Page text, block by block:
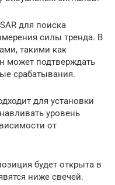
для поиска
силы тренда. В
такими как
может подтверждать
срабатывания.
для установки
уровень
от
будет открыта в
ниже свечей.